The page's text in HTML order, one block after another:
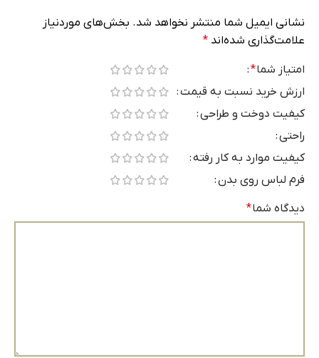
نشانی ایمیل شما منتشر نخواهد شد. بخش‌های موردنیاز
علامت‌گذاری شده‌اند *
امتیاز شما*
ارزش خرید نسبت به قیمت
کیفیت دوخت و طراحی
راحتی
کیفیت موارد به کار رفته
فرم لباس روی بدن
دیدگاه شما*